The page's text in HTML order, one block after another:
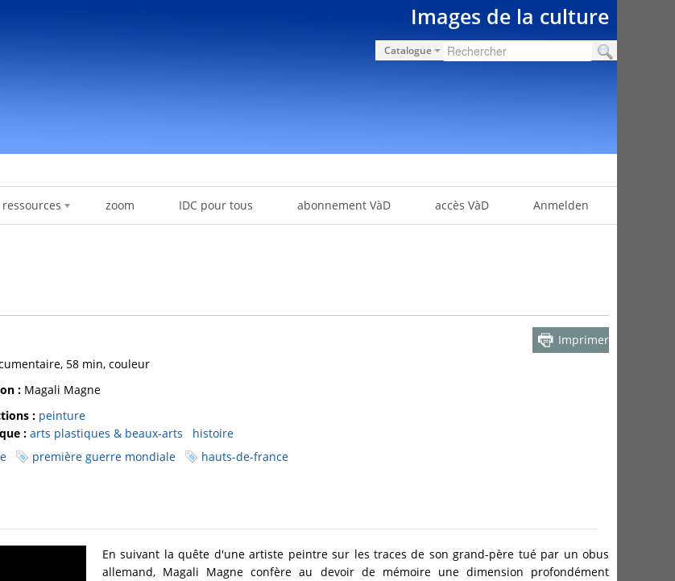
Images de la culture
Catalogue
ressources zoom IDC pour tous abonnement VàD accès VàD Anmelden
Imprimer
58 min, couleur
: Magali Magne
: peinture
: arts plastiques & beaux-arts
histoire
première guerre mondiale hauts-de-france
En suivant la quête d'une artiste peintre sur les traces de son grand-père tué par un obus
allemand, Magali Magne confère au devoir de mémoire une dimension profondément